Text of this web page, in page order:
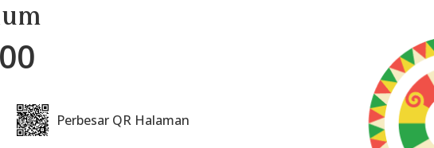
Perbesar QR Halaman